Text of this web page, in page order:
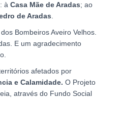
à Casa Mãe de Aradas; ao
de Aradas
Bombeiros Aveiro Velhos.
E um agradecimento
afetados por
e Calamidade. O Projeto
através do Fundo Social